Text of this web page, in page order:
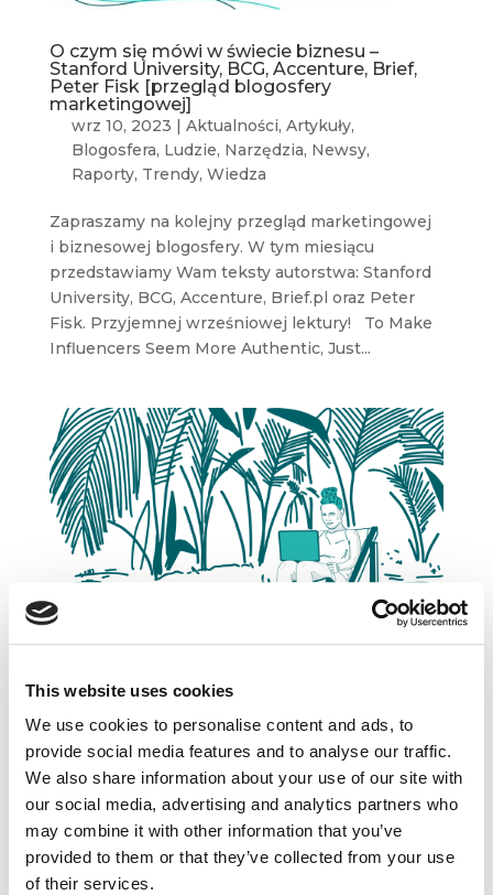
This website uses cookies
We use cookies to personalise content and ads, to
provide social media features and to analyse our traffic.
We also share information about your use of our site with
our social media, advertising and analytics partners who
may combine it with other information that you’ve
provided to them or that they’ve collected from your use
of their services.
O czym się mówi w świecie biznesu –
Stanford University, BCG, Accenture, Brief,
Peter Fisk [przegląd blogosfery
marketingowej]
wrz 10, 2023 | Aktualności, Artykuły,
Blogosfera, Ludzie, Narzędzia, Newsy,
Raporty, Trendy, Wiedza
Zapraszamy na kolejny przegląd marketingowej
i biznesowej blogosfery. W tym miesiącu
przedstawiamy Wam teksty autorstwa: Stanford
University, BCG, Accenture, Brief.pl oraz Peter
Fisk. Przyjemnej wrześniowej lektury! To Make
Influencers Seem More Authentic, Just...
Marketingowy transhumanizm
lip 4, 2023|Artykuły,Innowacje,Ludzie,
Newsy,Podcast,Raporty,Wiedza
Marketingowy transhumanizm Pandemia
COVID, wojna w Ukrainie, katastrofy ekologiczne,